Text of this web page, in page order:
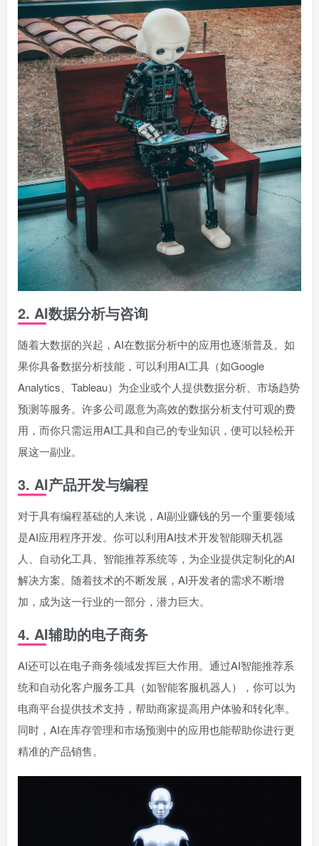
2. AI数据分析与咨询
随着大数据的兴起，AI在数据分析中的应用也逐渐普及。如
果你具备数据分析技能，可以利用AI工具（如Google
Analytics、Tableau）为企业或个人提供数据分析、市场趋势
预测等服务。许多公司愿意为高效的数据分析支付可观的费
用，而你只需运用AI工具和自己的专业知识，便可以轻松开
展这一副业。
3. AI产品开发与编程
对于具有编程基础的人来说，AI副业赚钱的另一个重要领域
是AI应用程序开发。你可以利用AI技术开发智能聊天机器
人、自动化工具、智能推荐系统等，为企业提供定制化的AI
解决方案。随着技术的不断发展，AI开发者的需求不断增
加，成为这一行业的一部分，潜力巨大。
4. AI辅助的电子商务
AI还可以在电子商务领域发挥巨大作用。通过AI智能推荐系
统和自动化客户服务工具（如智能客服机器人），你可以为
电商平台提供技术支持，帮助商家提高用户体验和转化率。
同时，AI在库存管理和市场预测中的应用也能帮助你进行更
精准的产品销售。